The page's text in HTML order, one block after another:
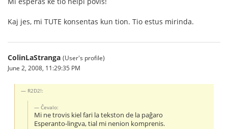
Kaj jes, mi TUTE konsentas kun tion. Tio estus mirinda.
ColinLaStranga (User's profile)
June 2, 2008, 11:29:35 PM
R2D2!:
Ĉevalo:
Mi ne trovis kiel fari la tekston de la paĝaro
Esperanto-lingva, tial mi nenion komprenis.